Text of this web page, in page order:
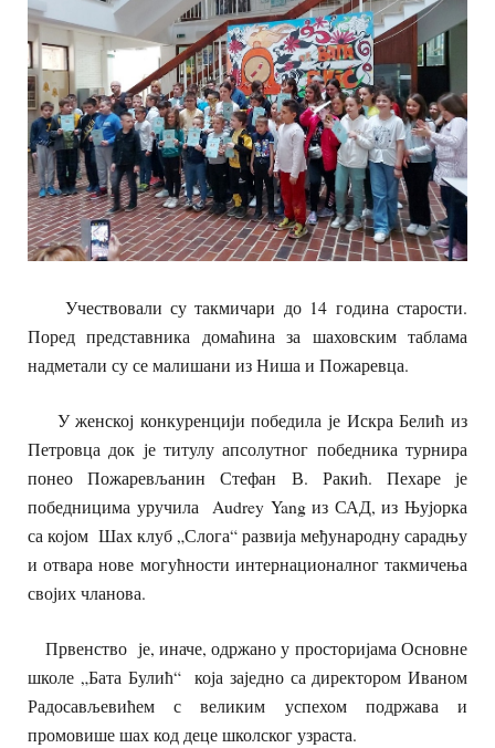
Учествовали су такмичари до 14 година старости.
Поред представника домаћина за шаховским таблама
надметали су се малишани из Ниша и Пожаревца.
У женској конкуренцији победила је Искра Белић из
Петровца док је титулу апсолутног победника турнира
понео Пожаревљанин Стефан В. Ракић. Пехаре је
победницима уручила Audrey Yang из САД, из Њујорка
са којом Шах клуб „Слога“ развија међународну сарадњу
и отвара нове могућности интернационалног такмичења
својих чланова.
Првенство је, иначе, одржано у просторијама Основне
школе „Бата Булић“ која заједно са директором Иваном
Радосављевићем с великим успехом подржава и
промовише шах код деце школског узраста.